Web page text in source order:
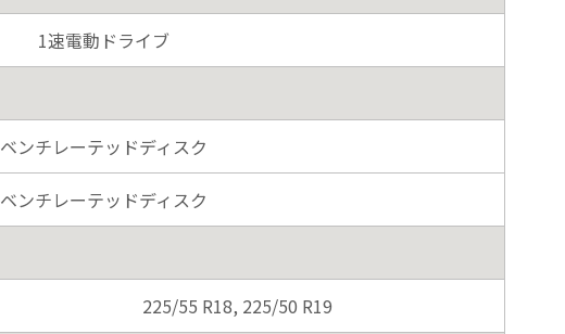
1速電動ドライブ
ベンチレーテッドディスク
ベンチレーテッドディスク
225/55 R18, 225/50 R19